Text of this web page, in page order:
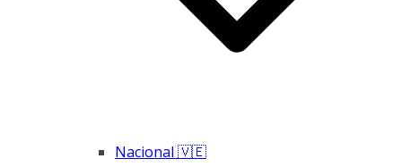
Nacional 🇻🇪